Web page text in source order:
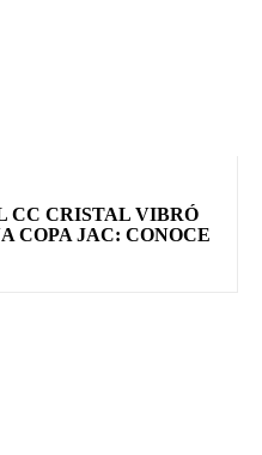
CC CRISTAL VIBRÓ
COPA JAC: CONOCE